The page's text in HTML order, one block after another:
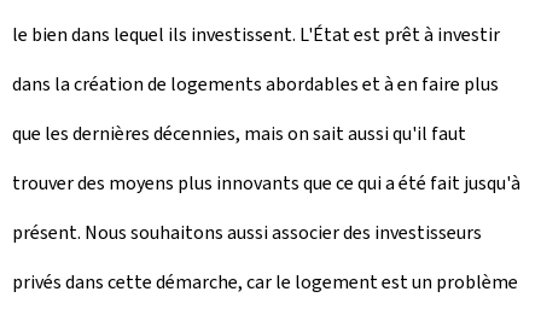
le bien dans lequel ils investissent. L'État est prêt à investir
dans la création de logements abordables et à en faire plus
que les dernières décennies, mais on sait aussi qu'il faut
trouver des moyens plus innovants que ce qui a été fait jusqu'à
présent. Nous souhaitons aussi associer des investisseurs
privés dans cette démarche, car le logement est un problème